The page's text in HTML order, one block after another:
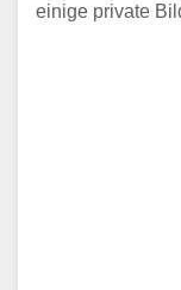
einige private